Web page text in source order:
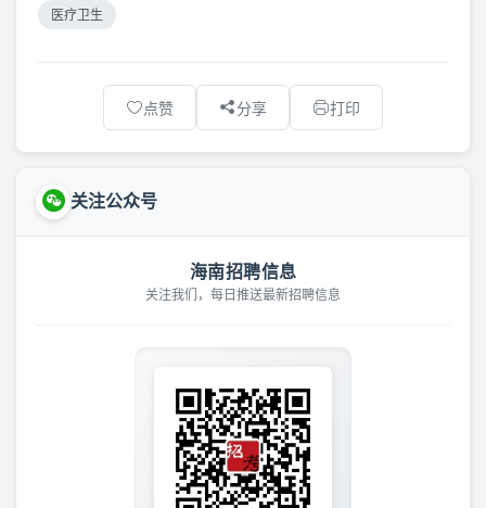
医疗卫生
点赞 分享 打印
关注公众号
海南招聘信息
关注我们，每日推送最新招聘信息